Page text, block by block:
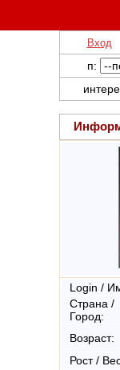
Вход
п:
Login /
Страна /
Город:
Возраст:
Рост /